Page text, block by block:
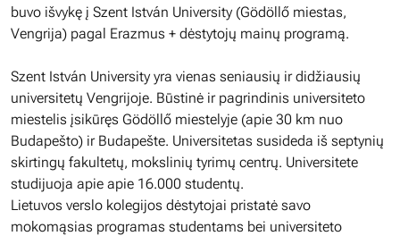
buvo išvykę į Szent István University (Gödöllő miestas,
Vengrija) pagal Erazmus + dėstytojų mainų programą.
Szent István University yra vienas seniausių ir didžiausių
universitetų Vengrijoje. Būstinė ir pagrindinis universiteto
miestelis įsikūręs Gödöllő miestelyje (apie 30 km nuo
Budapešto) ir Budapešte. Universitetas susideda iš septynių
skirtingų fakultetų, mokslinių tyrimų centrų. Universitete
studijuoja apie apie 16.000 studentų.
Lietuvos verslo kolegijos dėstytojai pristatė savo
mokomąsias programas studentams bei universiteto